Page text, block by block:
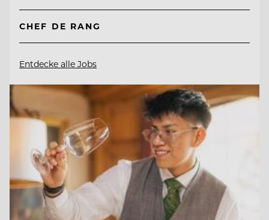
CHEF DE RANG
Entdecke alle Jobs